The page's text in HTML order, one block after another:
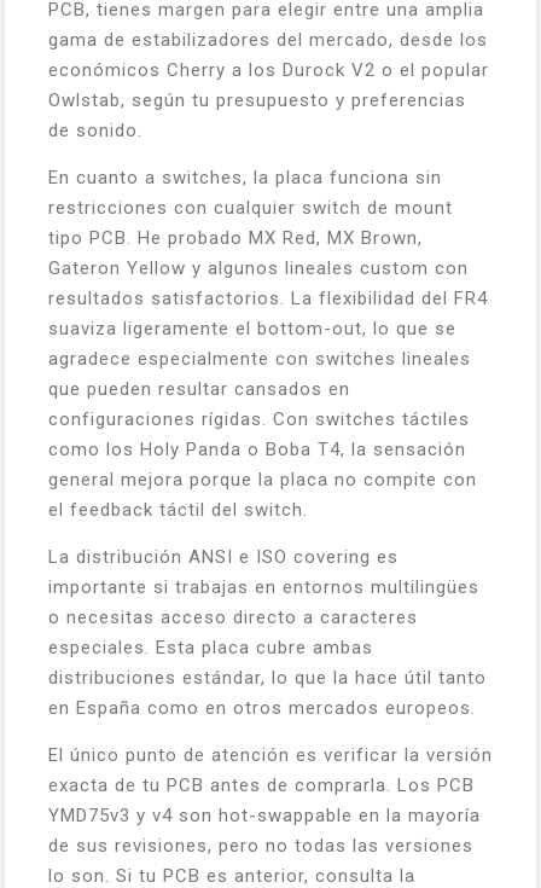
PCB, tienes margen para elegir entre una amplia
gama de estabilizadores del mercado, desde los
económicos Cherry a los Durock V2 o el popular
Owlstab, según tu presupuesto y preferencias
de sonido.
En cuanto a switches, la placa funciona sin
restricciones con cualquier switch de mount
tipo PCB. He probado MX Red, MX Brown,
Gateron Yellow y algunos lineales custom con
resultados satisfactorios. La flexibilidad del FR4
suaviza ligeramente el bottom-out, lo que se
agradece especialmente con switches lineales
que pueden resultar cansados en
configuraciones rígidas. Con switches táctiles
como los Holy Panda o Boba T4, la sensación
general mejora porque la placa no compite con
el feedback táctil del switch.
La distribución ANSI e ISO covering es
importante si trabajas en entornos multilingües
o necesitas acceso directo a caracteres
especiales. Esta placa cubre ambas
distribuciones estándar, lo que la hace útil tanto
en España como en otros mercados europeos.
El único punto de atención es verificar la versión
exacta de tu PCB antes de comprarla. Los PCB
YMD75v3 y v4 son hot-swappable en la mayoría
de sus revisiones, pero no todas las versiones
lo son. Si tu PCB es anterior, consulta la